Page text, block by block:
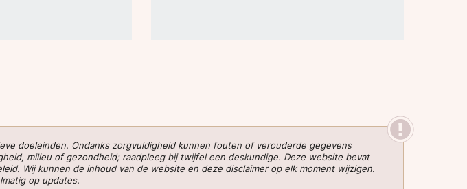
doeleinden. Ondanks zorgvuldigheid kunnen fouten of verouderde gegevens
milieu of gezondheid; raadpleeg bij twijfel een deskundige. Deze website bevat
Wij kunnen de inhoud van de website en deze disclaimer op elk moment wijzigen.
op updates.